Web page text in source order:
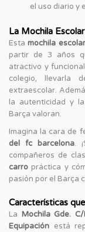
el uso diario y
La Mochila
Estamochila
partir de 3 años
atractivo y
colegio, llevarla
extraescolar.
la autenticidad y
Barça valoran.
Imagina la cara de
del fc barcelona.
compañeros de
carro práctica y
pasión por el Barça
Características
La Mochila Gde.
Equipación está